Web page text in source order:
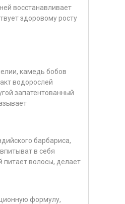
восстанавливает
здоровому росту
камедь бобов
водорослей
запатентованный
барбариса,
в себя
питает волосы, делает
формулу,